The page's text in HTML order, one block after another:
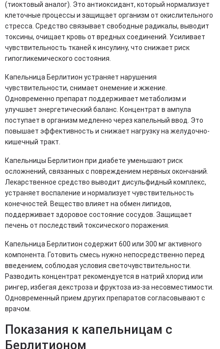
(тиоктовый аналог). Это антиоксидант, который нормализует
клеточные процессы и защищает организм от окислительного
стресса. Средство связывает свободные радикалы, выводит
токсины, очищает кровь от вредных соединений. Усиливает
чувствительность тканей к инсулину, что снижает риск
гипогликемического состояния.
Капельница Берлитион устраняет нарушения
чувствительности, снимает онемение и жжение.
Одновременно препарат поддерживает метаболизм и
улучшает энергетический баланс. Концентрат в ампула
поступает в организм медленно через капельный ввод. Это
повышает эффективность и снижает нагрузку на желудочно-
кишечный тракт.
Капельницы Берлитион при диабете уменьшают риск
осложнений, связанных с повреждением нервных окончаний.
Лекарственное средство выводит дисульфидный комплекс,
устраняет воспаление и нормализует чувствительность
конечностей. Вещество влияет на обмен липидов,
поддерживает здоровое состояние сосудов. Защищает
печень от последствий токсического поражения.
Капельница Берлитион содержит 600 или 300 мг активного
компонента. Готовить смесь нужно непосредственно перед
введением, соблюдая условия светочувствительности.
Разводить концентрат рекомендуется в натрий хлорид или
рингер, избегая декстроза и фруктоза из-за несовместимости.
Одновременный прием других препаратов согласовывают с
врачом.
Показания к капельницам с
Берлитионом